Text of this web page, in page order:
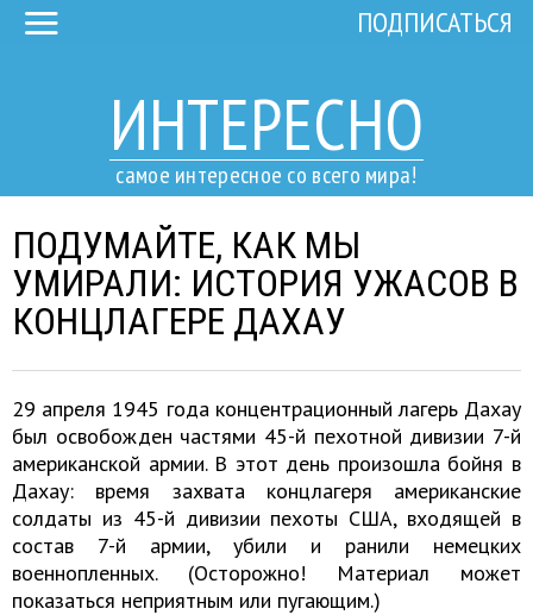
ИНТЕРЕСНО
самое интересное со всего мира!
ПОДПИСАТЬСЯ
ПОДУМАЙТЕ, КАК МЫ
УМИРАЛИ: ИСТОРИЯ УЖАСОВ В
КОНЦЛАГЕРЕ ДАХАУ
29 апреля 1945 года концентрационный лагерь Дахау
был освобожден частями 45-й пехотной дивизии 7-й
американской армии. В этот день произошла бойня в
Дахау: время захвата концлагеря американские
солдаты из 45-й дивизии пехоты США, входящей в
состав 7-й армии, убили и ранили немецких
военнопленных. (Осторожно! Материал может
показаться неприятным или пугающим.)